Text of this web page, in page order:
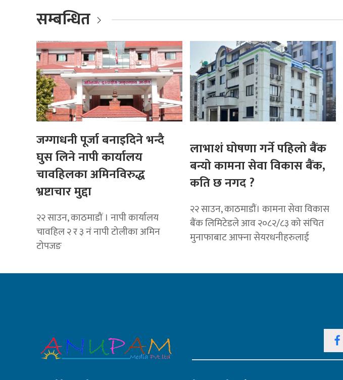
सम्बन्धित
जग्गाधनी पूर्जा बनाइदिने भन्दै
घुस लिने नापी कार्यालय
चावहिलका अमिनविरुद्ध
भ्रष्टाचार मुद्दा
२२ साउन, काठमाडौं । नापी कार्यालय
चावहिल २ र ३ नं नापी टोलीका अमिन
टोपजङ
लाभाशं घोषणा गर्ने पहिलो बैंक
बन्यो कामना सेवा विकास बैंक,
कति छ नगद ?
२२ साउन, काठमाडाैं। कामना सेवा विकास
बैंक लिमिटेडले आव २०८२/८३ को संचित
मुनाफाबाट आफ्ना सेयरधनीहरुलाई